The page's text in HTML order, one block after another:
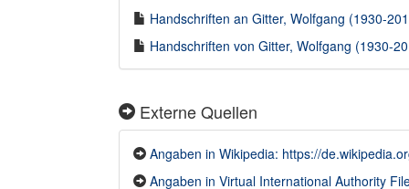
Handschriften an Gitter, Wolfgang (1930-
Handschriften von Gitter, Wolfgang (1930-
Externe Quellen
Angaben in Wikipedia: https://
Angaben in Virtual International Authority